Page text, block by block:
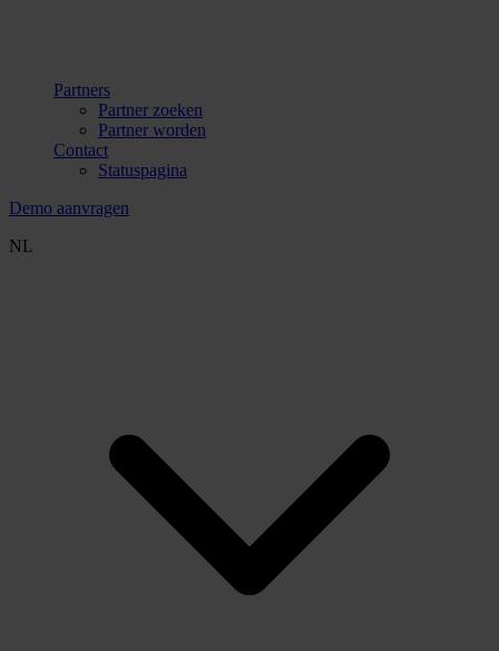
Partners
Partner zoeken
Partner worden
Contact
Statuspagina
Demo aanvragen
NL